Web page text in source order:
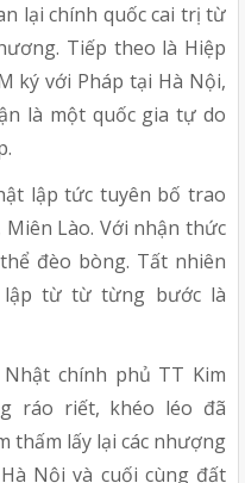
lại chính quốc cai trị từ
Tiếp theo là Hiệp
ký với Pháp tại Hà Nội,
là một quốc gia tự do
lập tức tuyên bố trao
Lào. Với nhận thức
đèo bòng. Tất nhiên
từ từ từng bước là
chính phủ TT Kim
ráo riết, khéo léo đã
thấm lấy lại các nhượng
Nội và cuối cùng đất